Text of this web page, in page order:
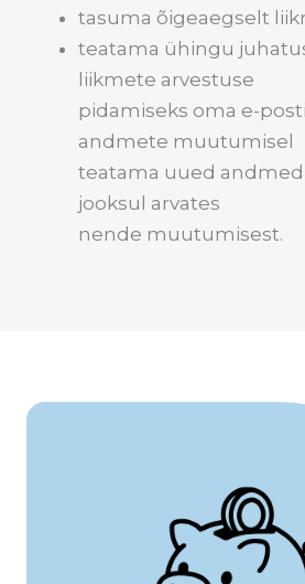
tasuma õigeaegselt
teatama ühingu
liikmete arvestuse
pidamiseks oma e-
andmete muutumisel
teatama uued
jooksul arvates
nende muutumisest.